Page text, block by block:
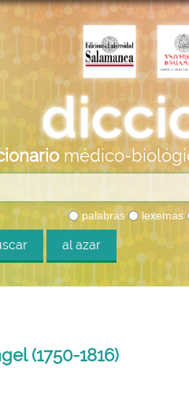
médico-
palabras lexemas
al azar
(1750-1816)